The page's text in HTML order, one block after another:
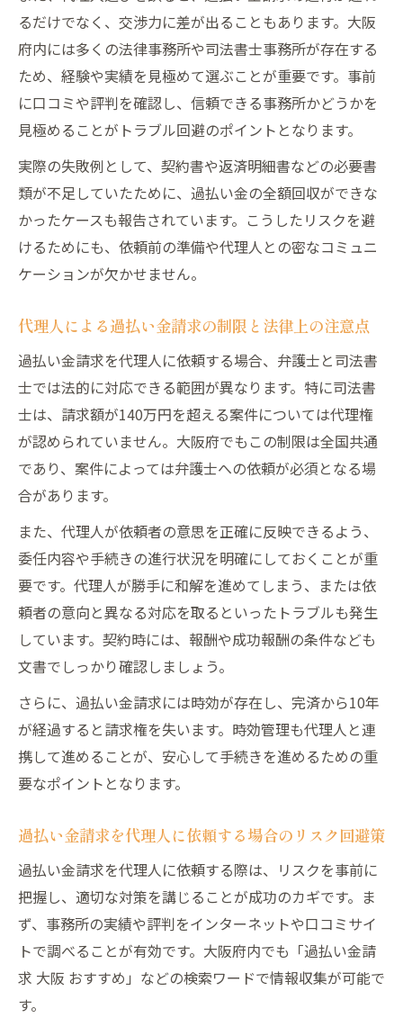
るだけでなく、交渉力に差が出ることもあります。大阪
府内には多くの法律事務所や司法書士事務所が存在する
ため、経験や実績を見極めて選ぶことが重要です。事前
に口コミや評判を確認し、信頼できる事務所かどうかを
見極めることがトラブル回避のポイントとなります。
実際の失敗例として、契約書や返済明細書などの必要書
類が不足していたために、過払い金の全額回収ができな
かったケースも報告されています。こうしたリスクを避
けるためにも、依頼前の準備や代理人との密なコミュニ
ケーションが欠かせません。
代理人による過払い金請求の制限と法律上の注意点
過払い金請求を代理人に依頼する場合、弁護士と司法書
士では法的に対応できる範囲が異なります。特に司法書
士は、請求額が140万円を超える案件については代理権
が認められていません。大阪府でもこの制限は全国共通
であり、案件によっては弁護士への依頼が必須となる場
合があります。
また、代理人が依頼者の意思を正確に反映できるよう、
委任内容や手続きの進行状況を明確にしておくことが重
要です。代理人が勝手に和解を進めてしまう、または依
頼者の意向と異なる対応を取るといったトラブルも発生
しています。契約時には、報酬や成功報酬の条件なども
文書でしっかり確認しましょう。
さらに、過払い金請求には時効が存在し、完済から10年
が経過すると請求権を失います。時効管理も代理人と連
携して進めることが、安心して手続きを進めるための重
要なポイントとなります。
過払い金請求を代理人に依頼する場合のリスク回避策
過払い金請求を代理人に依頼する際は、リスクを事前に
把握し、適切な対策を講じることが成功のカギです。ま
ず、事務所の実績や評判をインターネットや口コミサイ
トで調べることが有効です。大阪府内でも「過払い金請
求 大阪 おすすめ」などの検索ワードで情報収集が可能で
す。